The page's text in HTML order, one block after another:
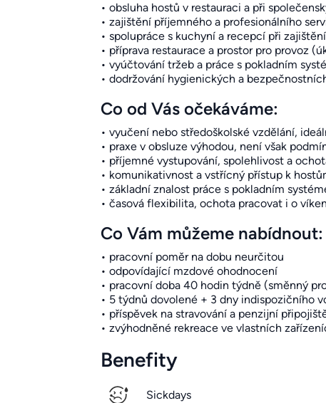
• obsluha hostů v restauraci a při
• zajištění příjemného a profesionálního
• spolupráce s kuchyní a recepcí při
• příprava restaurace a prostor pro provoz
• vyúčtování tržeb a práce s pokladním
• dodržování hygienických a
Co od Vás očekáváme:
• vyučení nebo středoškolské vzdělání,
• praxe v obsluze výhodou, není však
• příjemné vystupování, spolehlivost a
• komunikativnost a vstřícný přístup k
• základní znalost práce s pokladním
• časová flexibilita, ochota pracovat i o
Co Vám můžeme nabídnout:
• pracovní poměr na dobu neurčitou
• odpovídající mzdové ohodnocení
• pracovní doba 40 hodin týdně (směnný
• 5 týdnů dovolené + 3 dny indispozičního
• příspěvek na stravování a penzijní
• zvýhodněné rekreace ve vlastních
Benefity
Sickdays